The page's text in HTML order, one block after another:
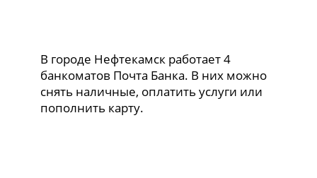
В городе Нефтекамск работает 4
банкоматов Почта Банка. В них можно
снять наличные, оплатить услуги или
пополнить карту.